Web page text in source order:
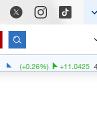
(+0.26%) البلاديوم